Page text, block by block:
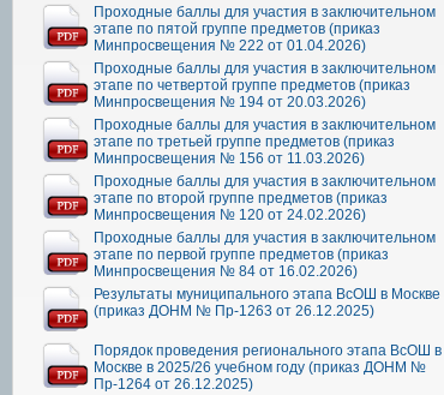
Проходные баллы для участия в заключительном
этапе по пятой группе предметов (приказ
Минпросвещения № 222 от 01.04.2026)
Проходные баллы для участия в заключительном
этапе по четвертой группе предметов (приказ
Минпросвещения № 194 от 20.03.2026)
Проходные баллы для участия в заключительном
этапе по третьей группе предметов (приказ
Минпросвещения № 156 от 11.03.2026)
Проходные баллы для участия в заключительном
этапе по второй группе предметов (приказ
Минпросвещения № 120 от 24.02.2026)
Проходные баллы для участия в заключительном
этапе по первой группе предметов (приказ
Минпросвещения № 84 от 16.02.2026)
Результаты муниципального этапа ВсОШ в Москве
(приказ ДОНМ № Пр-1263 от 26.12.2025)
Порядок проведения регионального этапа ВсОШ в
Москве в 2025/26 учебном году (приказ ДОНМ №
Пр-1264 от 26.12.2025)